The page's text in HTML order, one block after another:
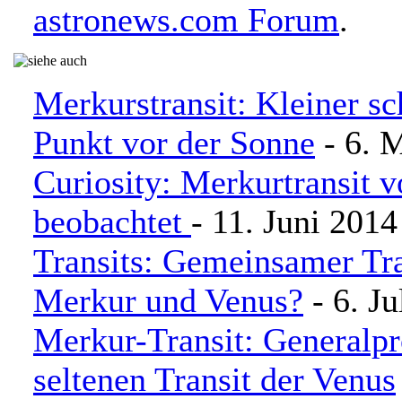
astronews.com Forum.
Merkurstransit: Kleiner
Punkt vor der Sonne - 6.
Curiosity: Merkurtransit
beobachtet - 11. Juni 2014
Transits: Gemeinsamer
Merkur und Venus? - 6.
Merkur-Transit:
seltenen Transit der Venus